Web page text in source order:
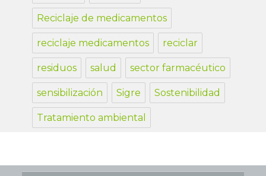
Reciclaje de medicamentos
reciclaje medicamentos reciclar
residuos salud sector farmacéutico
sensibilización Sigre Sostenibilidad
Tratamiento ambiental